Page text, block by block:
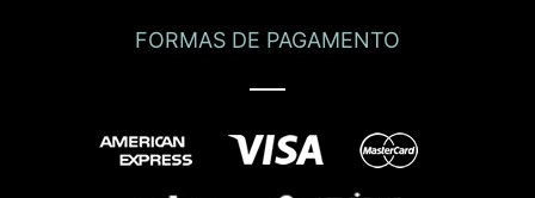
FORMAS DE PAGAMENTO